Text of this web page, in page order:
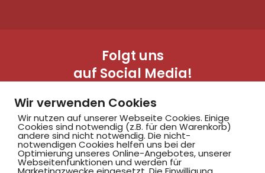
Folgt uns
auf Social Media!
Wir verwenden Cookies
Wir nutzen auf unserer Webseite Cookies. Einige
Cookies sind notwendig (z.B. für den Warenkorb)
andere sind nicht notwendig. Die nicht-
notwendigen Cookies helfen uns bei der
Optimierung unseres Online-Angebotes, unserer
Webseitenfunktionen und werden für